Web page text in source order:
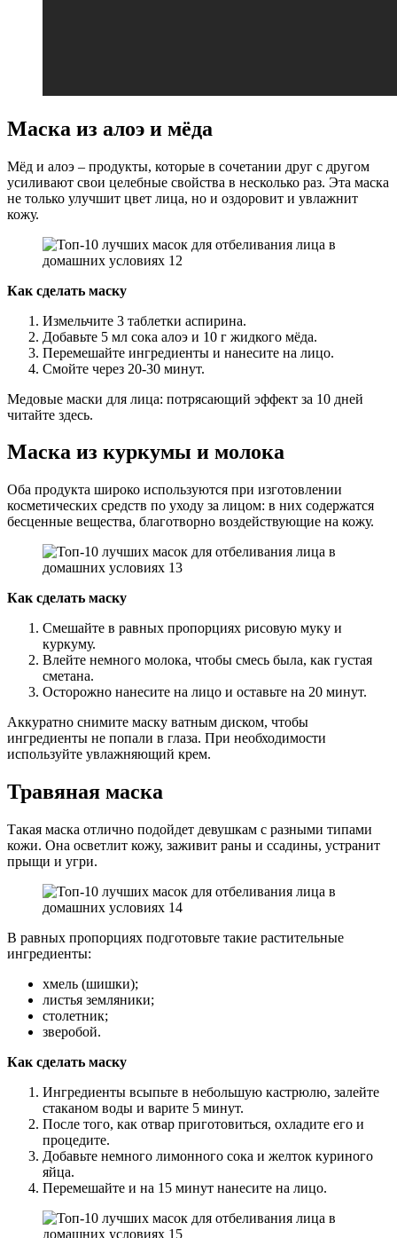
Маска из алоэ и мёда
Мёд и алоэ – продукты, которые в сочетании друг с другом
усиливают свои целебные свойства в несколько раз. Эта маска
не только улучшит цвет лица, но и оздоровит и увлажнит
кожу.
Как сделать маску
Измельчите 3 таблетки аспирина.
Добавьте 5 мл сока алоэ и 10 г жидкого мёда.
Перемешайте ингредиенты и нанесите на лицо.
Смойте через 20-30 минут.
Медовые маски для лица: потрясающий эффект за 10 дней
читайте здесь.
Маска из куркумы и молока
Оба продукта широко используются при изготовлении
косметических средств по уходу за лицом: в них содержатся
бесценные вещества, благотворно воздействующие на кожу.
Как сделать маску
Смешайте в равных пропорциях рисовую муку и
куркуму.
Влейте немного молока, чтобы смесь была, как густая
сметана.
Осторожно нанесите на лицо и оставьте на 20 минут.
Аккуратно снимите маску ватным диском, чтобы
ингредиенты не попали в глаза. При необходимости
используйте увлажняющий крем.
Травяная маска
Такая маска отлично подойдет девушкам с разными типами
кожи. Она осветлит кожу, заживит раны и ссадины, устранит
прыщи и угри.
В равных пропорциях подготовьте такие растительные
ингредиенты:
хмель (шишки);
листья земляники;
столетник;
зверобой.
Как сделать маску
Ингредиенты всыпьте в небольшую кастрюлю, залейте
стаканом воды и варите 5 минут.
После того, как отвар приготовиться, охладите его и
процедите.
Добавьте немного лимонного сока и желток куриного
яйца.
Перемешайте и на 15 минут нанесите на лицо.